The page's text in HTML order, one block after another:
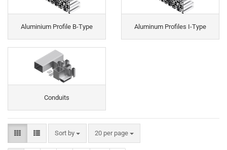
Aluminium Profile B-Type Aluminum Profiles I-Type
Conduits
Sort by 20 per page